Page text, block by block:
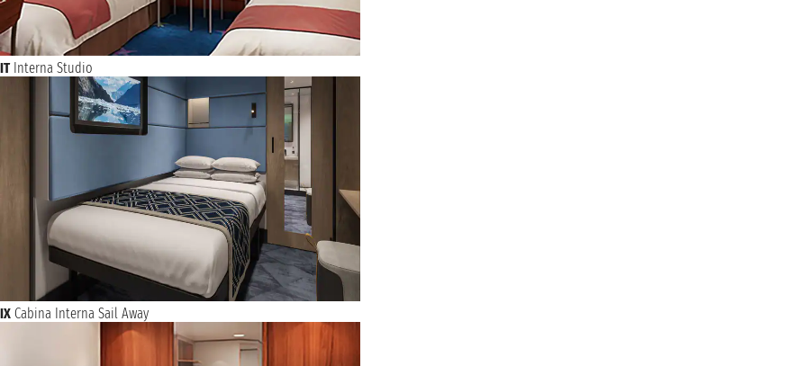
IT Interna Studio
IX Cabina Interna Sail Away